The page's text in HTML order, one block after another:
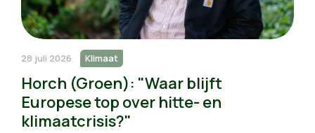
28 juli 2026 Klimaat
Horch (Groen): "Waar blijft
Europese top over hitte- en
klimaatcrisis?"